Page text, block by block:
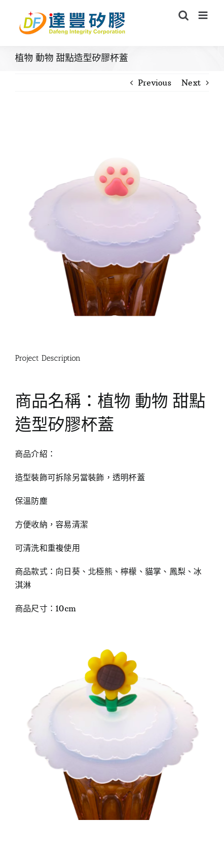
content
植物 動物 甜點造型矽膠杯蓋
Previous Next
Project Description
商品名稱：植物 動物 甜點
造型矽膠杯蓋
商品介紹：
造型裝飾可拆除另當裝飾，透明杯蓋
保溫防塵
方便收納，容易清潔
可清洗和重複使用
商品款式：向日葵、北極熊、檸檬、貓掌、鳳梨、冰
淇淋
商品尺寸：10cm